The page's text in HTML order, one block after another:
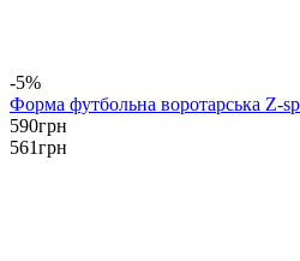
-5%
Форма футбольна воротарська Z-
590грн
561грн